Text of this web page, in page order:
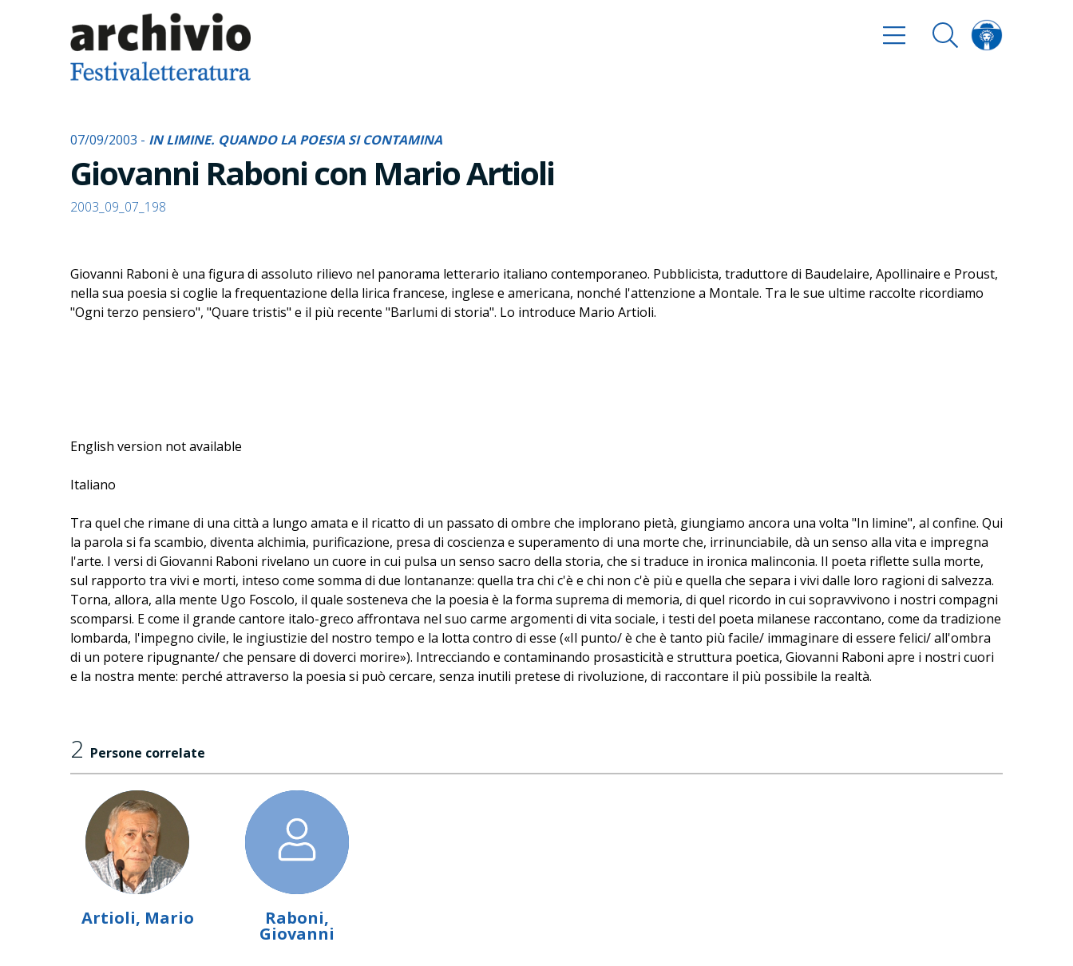
07/09/2003 - IN LIMINE. QUANDO LA POESIA SI CONTAMINA
Giovanni Raboni con Mario Artioli
2003_09_07_198
Giovanni Raboni è una figura di assoluto rilievo nel panorama letterario italiano contemporaneo. Pubblicista, traduttore di Baudelaire, Apollinaire e Proust,
nella sua poesia si coglie la frequentazione della lirica francese, inglese e americana, nonché l'attenzione a Montale. Tra le sue ultime raccolte ricordiamo
"Ogni terzo pensiero", "Quare tristis" e il più recente "Barlumi di storia". Lo introduce Mario Artioli.
English version not available
Italiano
Tra quel che rimane di una città a lungo amata e il ricatto di un passato di ombre che implorano pietà, giungiamo ancora una volta "In limine", al confine. Qui
la parola si fa scambio, diventa alchimia, purificazione, presa di coscienza e superamento di una morte che, irrinunciabile, dà un senso alla vita e impregna
l'arte. I versi di Giovanni Raboni rivelano un cuore in cui pulsa un senso sacro della storia, che si traduce in ironica malinconia. Il poeta riflette sulla morte,
sul rapporto tra vivi e morti, inteso come somma di due lontananze: quella tra chi c'è e chi non c'è più e quella che separa i vivi dalle loro ragioni di salvezza.
Torna, allora, alla mente Ugo Foscolo, il quale sosteneva che la poesia è la forma suprema di memoria, di quel ricordo in cui sopravvivono i nostri compagni
scomparsi. E come il grande cantore italo-greco affrontava nel suo carme argomenti di vita sociale, i testi del poeta milanese raccontano, come da tradizione
lombarda, l'impegno civile, le ingiustizie del nostro tempo e la lotta contro di esse («Il punto/ è che è tanto più facile/ immaginare di essere felici/ all'ombra
di un potere ripugnante/ che pensare di doverci morire»). Intrecciando e contaminando prosasticità e struttura poetica, Giovanni Raboni apre i nostri cuori
e la nostra mente: perché attraverso la poesia si può cercare, senza inutili pretese di rivoluzione, di raccontare il più possibile la realtà.
2 Persone correlate
Artioli, Mario Raboni,
Giovanni